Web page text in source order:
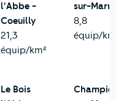
l'Abbe -
Coeuilly
21,3
équip/km²
sur-Marne
8,8
équip/km²
Le Bois